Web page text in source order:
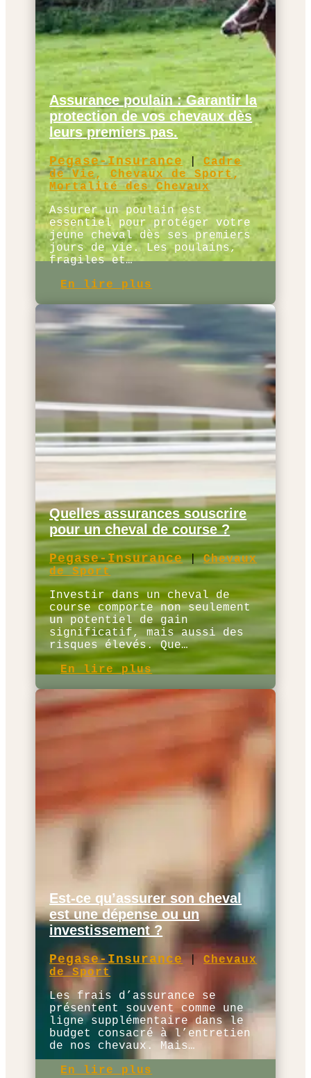
Assurance poulain : Garantir la
protection de vos chevaux dès
leurs premiers pas.
Pegase-Insurance
Cadre
de Vie ,Chevaux de Sport ,
Mortalité des Chevaux
Assurer un poulain est
essentiel pour protéger votre
jeune cheval dès ses premiers
jours de vie. Les poulains,
fragiles et…
En lire plus
Quelles assurances souscrire
pour un cheval de course ?
Pegase-Insurance | Chevaux
de Sport
Investir dans un cheval de
course comporte non seulement
un potentiel de gain
significatif, mais aussi des
risques élevés. Que…
En lire plus
Est-ce qu’assurer son cheval
est une dépense ou un
investissement ?
Pegase-Insurance |
Chevaux
de Sport
Les frais d’assurance se
présentent souvent comme une
ligne supplémentaire dans le
budget consacré à l’entretien
de nos chevaux. Mais…
En lire plus